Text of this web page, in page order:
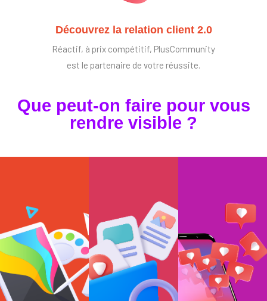
Découvrez la relation client 2.0
Réactif, à prix compétitif, PlusCommunity
est le partenaire de votre réussite.
Que peut-on faire pour vous
rendre visible ?